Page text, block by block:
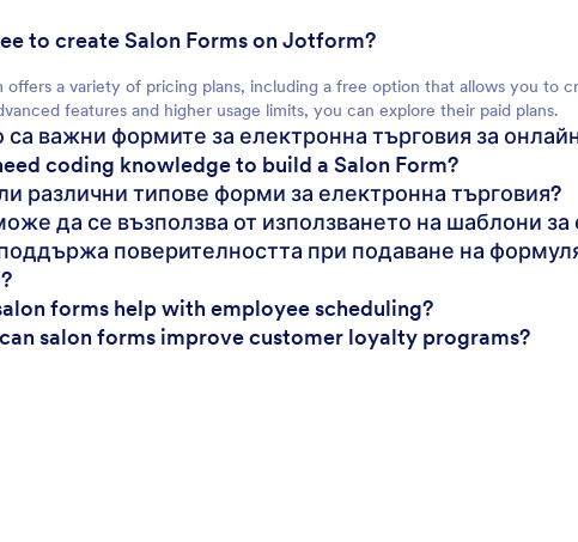
to create Salon Forms on Jotform?
a variety of pricing plans, including a free option that allows you to
features and higher usage limits, you can explore their paid plans.
важни формите за електронна търговия за
coding knowledge to build a Salon Form?
различни типове форми за електронна търговия?
да се възползва от използването на шаблони за
поверителността при подаване на
forms help with employee scheduling?
salon forms improve customer loyalty programs?